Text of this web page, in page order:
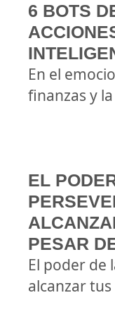
6 BOTS
En el
finanzas y
EL
PESAR
El poder de
alcanzar